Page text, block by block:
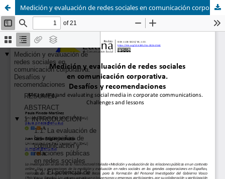
Medición y evaluación de redes sociales en comunicación corporativa. Desafíos y recomendaciones